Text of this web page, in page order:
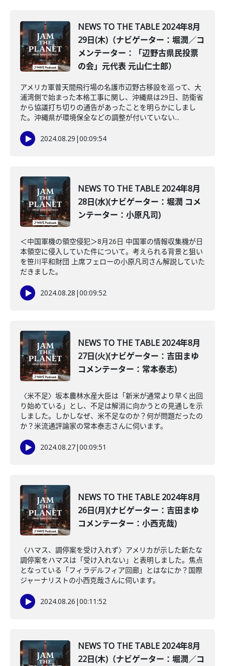
NEWS TO THE TABLE 2024年8月
29日(木)（ナビゲーター：堀潤／コ
メンテーター：「辺野古県民投票
の会」元代表 元山仁士郎）
アメリカ軍普天間飛行場の名護市辺野古移設を巡って、大
浦湾側で始まった本格工事に関し、沖縄県は29日、防衛省
から協議打ち切りの通告があったことを明らかにしまし
た。沖縄県が環境保全などの調整が付いていない...
2024.08.29 |00:09:54
NEWS TO THE TABLE 2024年8月
28日(水)(ナビゲーター：堀潤 コメ
ンテーター：小原凡司)
＜中国軍機の領空侵犯＞8月26日 中国軍の情報収集機が日
本領空に侵入していた件について。考えられる背景と狙い
を笹川平和財団 上席フェローの小原凡司さん解説していた
だきました。
2024.08.28 |00:09:52
NEWS TO THE TABLE 2024年8月
27日(火)(ナビゲーター：吉田まゆ
コメンテーター：常本泰志)
〈米不足〉坂本農林水産大臣は「新米が通常より早く出回
り始めている」とし、不足は解消に向かうとの見通しを示
しました。しかしなぜ、米不足なのか？何が問題だったの
か？米流通評論家の常本泰志さんに伺います。
2024.08.27|00:09:51
NEWS TO THE TABLE 2024年8月
26日(月)(ナビゲーター：吉田まゆ
コメンテーター：小西克哉)
〈ハマス、調停案を受け入れず〉アメリカが示した新たな
調停案をハマスは「受け入れない」と表明しました。焦点
となっている「フィラデルフィア回廊」とはなにか？国際
ジャーナリストの小西克哉さんに伺います。
2024.08.26 |00:11:52
NEWS TO THE TABLE 2024年8月
22日(木)（ナビゲーター：堀潤／コ